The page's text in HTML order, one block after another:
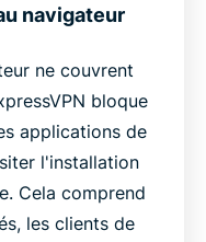
navigateur
ne couvrent
bloque
applications de
l'installation
Cela comprend
les clients de